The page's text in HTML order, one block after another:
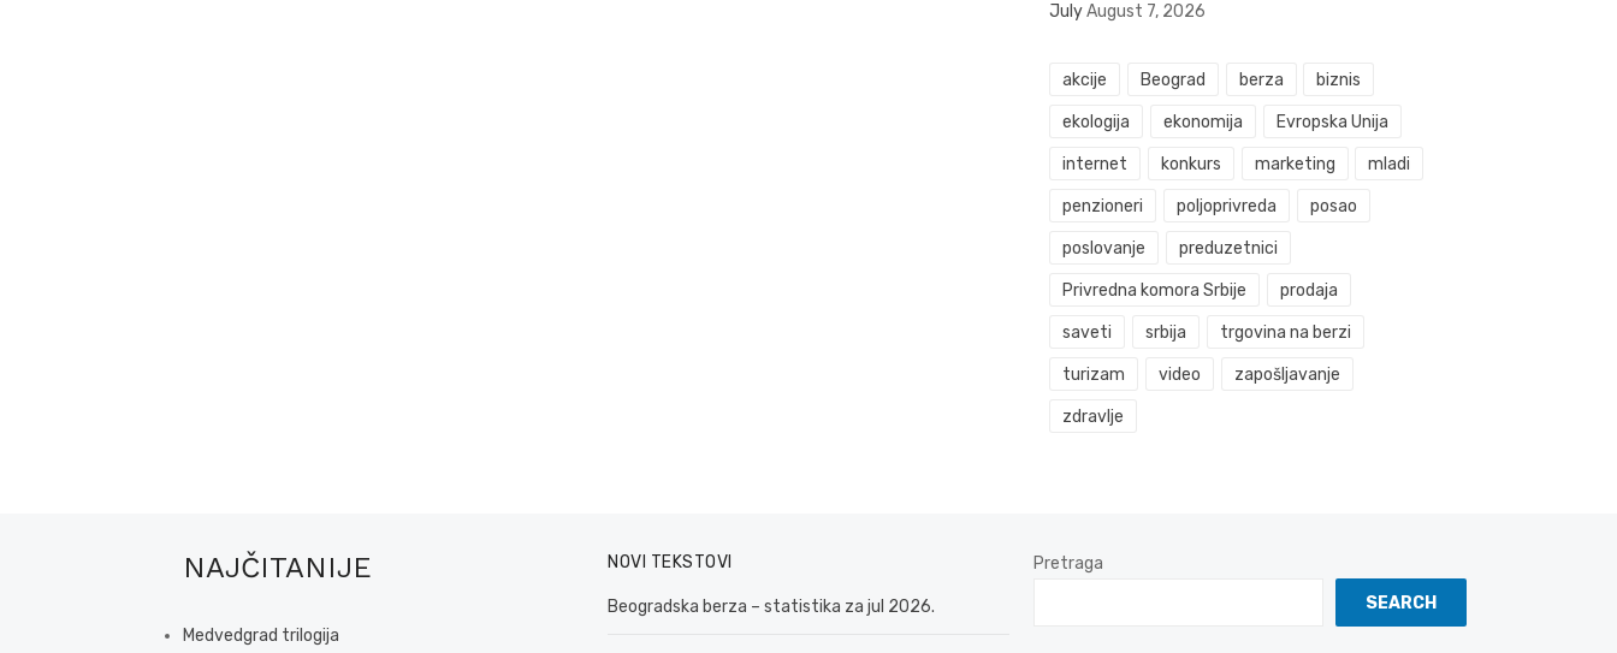
JulyAugust 7, 2026
akcije Beograd berza biznis
ekologija ekonomija Evropska Unija
internet konkurs marketing mladi
penzioneri poljoprivreda posao
poslovanje preduzetnici
Privredna komora Srbije prodaja
saveti srbija trgovina na berzi
turizam video zapošljavanje
zdravlje
NAJČITANIJE
Medvedgrad trilogija
NOVI TEKSTOVI
Beogradska berza – statistika za jul 2026.
Pretraga
SEARCH